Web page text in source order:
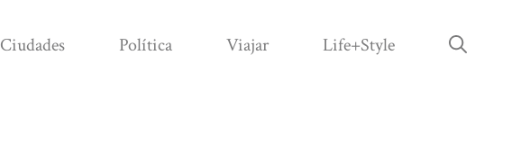
Ciudades Política Viajar Life+Style